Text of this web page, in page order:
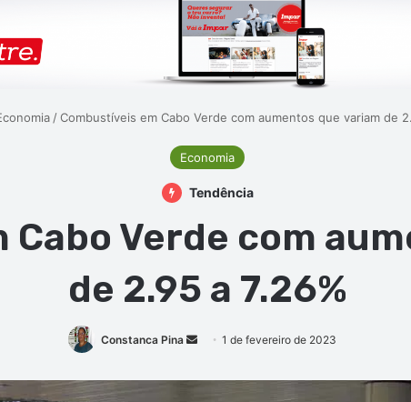
/ Combustíveis em Cabo Verde com aumentos que variam de
Economia
Tendência
Cabo Verde com
de 2.95 a 7.26%
Constanca Pina
Mande
e-
1 de fevereiro de 2023